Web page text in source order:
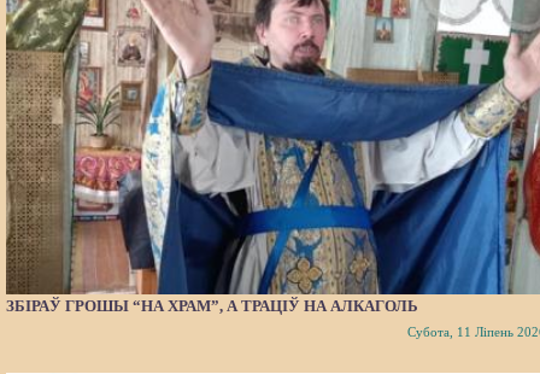
ЗБІРАЎ ГРОШЫ “НА ХРАМ”, А ТРАЦІЎ НА АЛКАГОЛЬ
Субота, 11 Ліпень